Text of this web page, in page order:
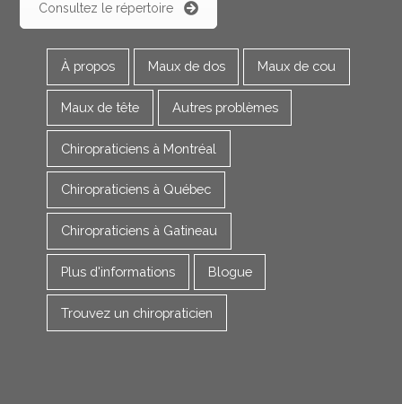
Consultez le répertoire
À propos Maux de dos Maux de cou
Maux de tête Autres problèmes
Chiropraticiens à Montréal
Chiropraticiens à Québec
Chiropraticiens à Gatineau
Plus d'informations Blogue
Trouvez un chiropraticien